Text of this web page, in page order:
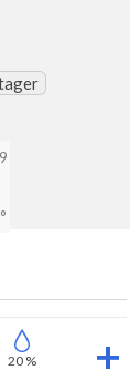
20 %